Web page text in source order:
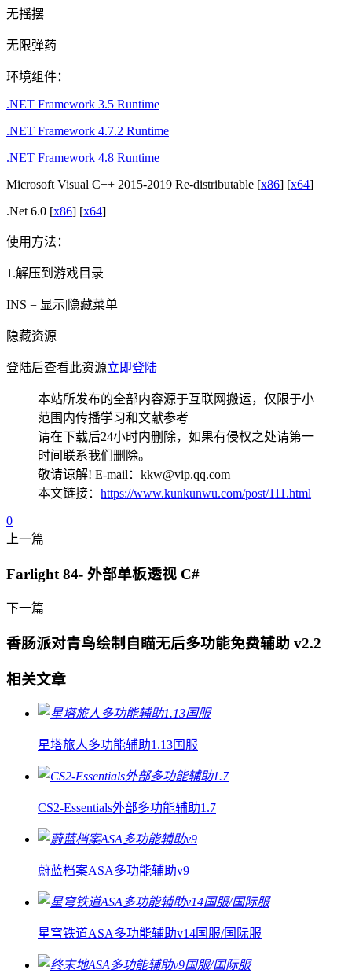
无摇摆
无限弹药
环境组件：
.NET Framework 3.5 Runtime
.NET Framework 4.7.2 Runtime
.NET Framework 4.8 Runtime
Microsoft Visual C++ 2015-2019 Re-distributable [x86] [x64]
.Net 6.0 [x86] [x64]
使用方法：
1.解压到游戏目录
INS = 显示|隐藏菜单
隐藏资源
登陆后查看此资源立即登陆
本站所发布的全部内容源于互联网搬运，仅限于小
范围内传播学习和文献参考
请在下载后24小时内删除，如果有侵权之处请第一
时间联系我们删除。
敬请谅解! E-mail：kkw@vip.qq.com
本文链接： https://www.kunkunwu.com/post/111.html
0
上一篇
Farlight 84- 外部单板透视 C#
下一篇
香肠派对青鸟绘制自瞄无后多功能免费辅助 v2.2
相关文章
星塔旅人多功能辅助1.13国服
CS2-Essentials外部多功能辅助1.7
蔚蓝档案ASA多功能辅助v9
星穹铁道ASA多功能辅助v14国服/国际服